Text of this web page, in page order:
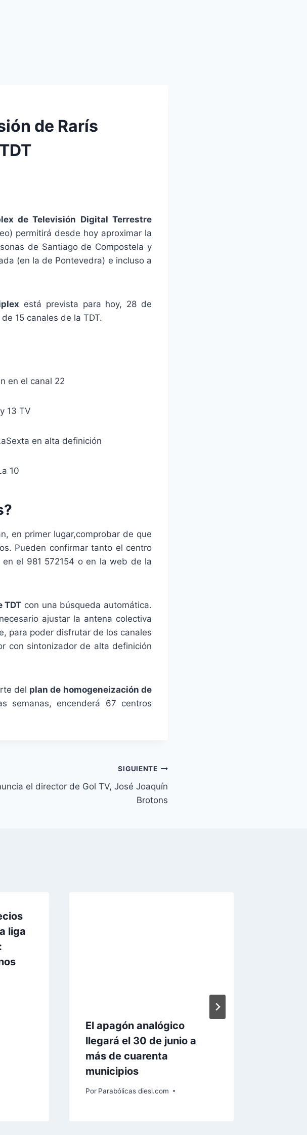
de Rarís
de Televisión Digital Terrestre
permitirá desde hoy aproximar la
de Santiago de Compostela y
(en la de Pontevedra) e incluso a
está prevista para hoy, 28 de
15 canales de la TDT.
en el canal 22
13 TV
en alta definición
10
en primer lugar,comprobar de que
Pueden confirmar tanto el centro
el 981 572154 o en la web de la
TDT con una búsqueda automática.
ajustar la antena colectiva
para poder disfrutar de los canales
con sintonizador de alta definición
del plan de homogeneización de
semanas, encenderá 67 centros
SIGUIENTE
el director de Gol TV, José Joaquín
Brotons
liga
El apagón analógico
llegará el 30 de junio a
más de cuarenta
municipios
Por Parabólicas diesl.com